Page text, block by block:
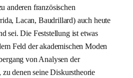
anderen französischen
Lacan, Baudrillard) auch heute
sei. Die Feststellung ist etwas
Feld der akademischen Moden
von Analysen der
denen seine Diskurstheorie